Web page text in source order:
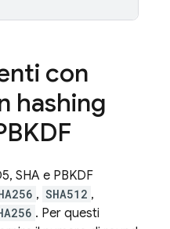
con
hashing
SHA e PBKDF
, SHA512 ,
. Per questi